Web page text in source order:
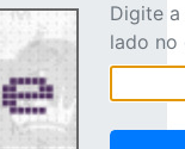
Digite
lado no